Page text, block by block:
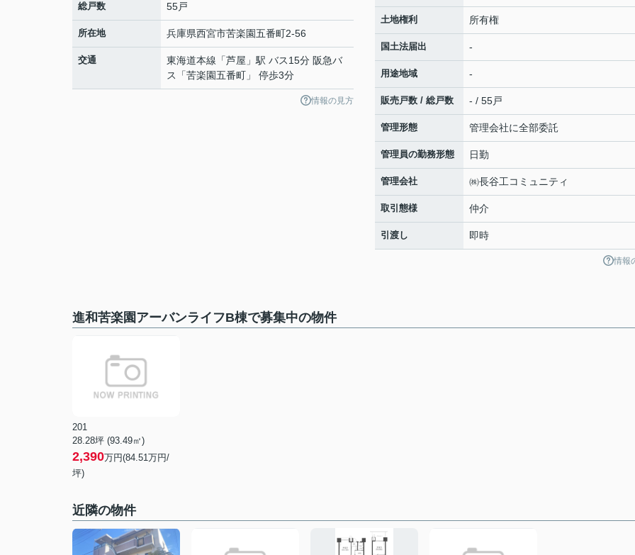
総戸数 55戸
所在地 兵庫県西宮市苦楽園五番町2-56
交通 東海道本線 「芦屋 」駅 バス15分 阪急バ
ス「苦楽園五番町」 停歩3分
情報の見方
土地権利 所有権
国土法届出 -
用途地域 -
販売戸数 / 総戸数 - / 55戸
管理形態 管理会社に全部委託
管理員の勤務形態 日勤
管理会社 ㈱長谷工コミュニティ
取引態様 仲介
引渡し 即時
情報
進和苦楽園アーバンライフB棟で募集中の物件
201
28.28坪 (93.49㎡)
2,390万円(84.51万円/
坪)
近隣の物件